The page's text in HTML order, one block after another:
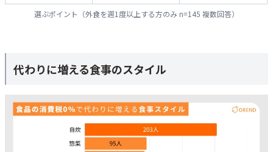
選ぶポイント（外食を週1度以上する方のみ n=145 複数回答）
代わりに増える食事のスタイル